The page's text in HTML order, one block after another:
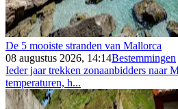
De 5 mooiste stranden van Mallorca
08 augustus 2026, 14:14Bestemmingen
Ieder jaar trekken zonaanbidders naar
temperaturen, h...